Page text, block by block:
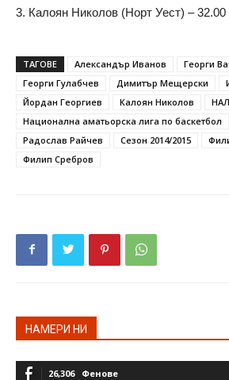
3. Калоян Николов (Норт Уест) – 32.00
ТАГОВЕ Александър Иванов
Георги
Георги Гулабчев
Димитър Мещерски
Йордан Георгиев
Калоян Николов
Национална аматьорска лига по баскетбол
Радослав Райчев
Сезон 2014/2015
Филип Сребров
НАМЕРИ НИ
26,306 Фенове